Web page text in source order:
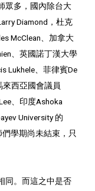
眾多，國內除台大
Diamond，杜克
McClean、加拿大
、英國諾丁漢大學
Lukhele、菲律賓De
來西亞國會議員
、印度Ashoka
University 的
學期尚未結束，只
同。而這之中是否